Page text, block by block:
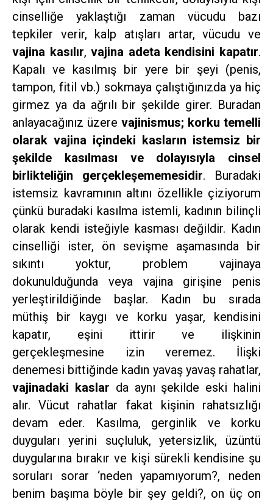
cinselliğe yaklaştığı zaman vücudu bazı
tepkiler verir, kalp atışları artar, vücudu ve
vajina kasılır,vajina adeta kendisini kapatır.
Kapalı ve kasılmış bir yere bir şeyi (penis,
tampon, fitil vb.) sokmaya çalıştığınızda ya hiç
girmez ya da ağrılı bir şekilde girer. Buradan
anlayacağınız üzere vajinismus; korku temelli
olarak vajina içindeki kasların istemsiz bir
şekilde kasılması ve dolayısıyla cinsel
birlikteliğin gerçekleşememesidir. Buradaki
istemsiz kavramının altını özellikle çiziyorum
çünkü buradaki kasılma istemli, kadının bilinçli
olarak kendi isteğiyle kasması değildir. Kadın
cinselliği ister, ön sevişme aşamasında bir
sıkıntı yoktur, problem vajinaya
dokunulduğunda veya vajina girişine penis
yerleştirildiğinde başlar. Kadın bu sırada
müthiş bir kaygı ve korku yaşar, kendisini
kapatır, eşini ittirir ve ilişkinin
gerçekleşmesine izin veremez. İlişki
denemesi bittiğinde kadın yavaş yavaş rahatlar,
vajinadaki kaslar da aynı şekilde eski halini
alır. Vücut rahatlar fakat kişinin rahatsızlığı
devam eder. Kasılma, gerginlik ve korku
duyguları yerini suçluluk, yetersizlik, üzüntü
duygularına bırakır ve kişi sürekli kendisine şu
soruları sorar ‘neden yapamıyorum?, neden
benim başıma böyle bir şey geldi?, on üç on